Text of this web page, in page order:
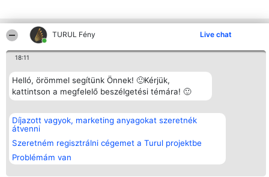
TURUL Fény Live chat
18:11
Helló, örömmel segítünk Önnek! 🙂Kérjük,
kattintson a megfelelő beszélgetési témára! 🙂
Díjazott vagyok, marketing anyagokat szeretnék
átvenni
Szeretném regisztrálni cégemet a Turul projektbe
Problémám van
Más cégek a környéken
Rangsorszervező
SC Beautiful Company S.R.L.
Bulevardul Aleea Timișul De
4, Ap. 13
Bukarest 53-238
Adószám 36737675
tel: +363 033 425 71
Népszavazás
Nyertesek
Az összes
listája
Szabályok
Polityka
Elérhetőség